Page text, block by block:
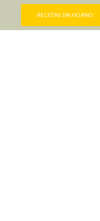
RECETAS SIN HORNO